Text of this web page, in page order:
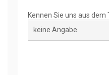
Kennen Sie uns aus dem